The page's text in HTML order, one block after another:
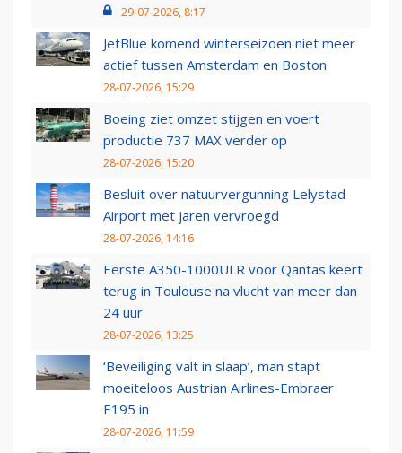
29-07-2026, 8:17
JetBlue komend winterseizoen niet meer
actief tussen Amsterdam en Boston
28-07-2026, 15:29
Boeing ziet omzet stijgen en voert
productie 737 MAX verder op
28-07-2026, 15:20
Besluit over natuurvergunning Lelystad
Airport met jaren vervroegd
28-07-2026, 14:16
Eerste A350-1000ULR voor Qantas keert
terug in Toulouse na vlucht van meer dan
24 uur
28-07-2026, 13:25
‘Beveiliging valt in slaap’, man stapt
moeiteloos Austrian Airlines-Embraer
E195 in
28-07-2026, 11:59